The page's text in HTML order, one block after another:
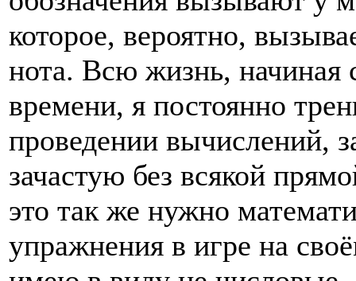
которое, вероятно,
нота. Всю жизнь, начиная
времени, я постоянно
проведении вычислений,
зачастую без всякой
это так же нужно
упражнения в игре на